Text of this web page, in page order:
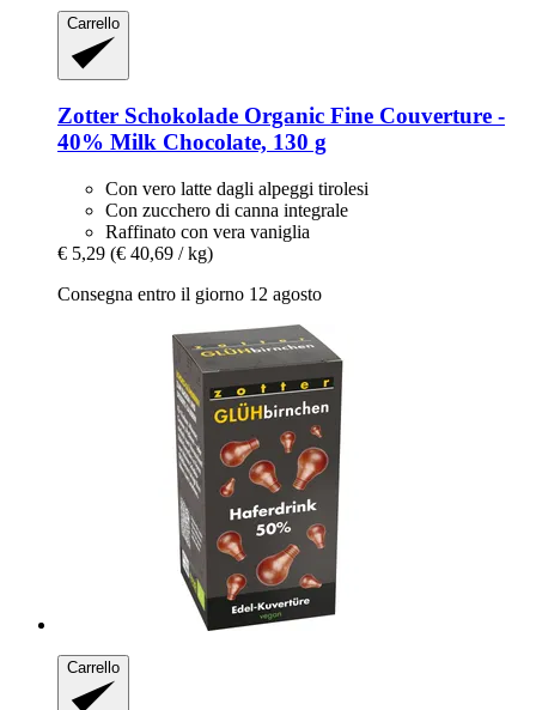
Carrello
Zotter Schokolade Organic Fine Couverture -​
40% Milk Chocolate, 130 g
Con vero latte dagli alpeggi tirolesi
Con zucchero di canna integrale
Raffinato con vera vaniglia
€ 5,29 (€ 40,69 / kg)
Consegna entro il giorno 12 agosto
Carrello